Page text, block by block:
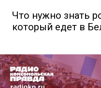
Что нужно знать
который едет в